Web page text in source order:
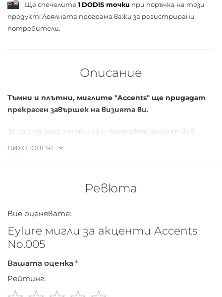
Ще спечелите1 DODIS точки при поръчка на този
продукт! Лоялната програма важи за регистрирани
потребители.
Описание
Тъмни и плътни, миглите "Accents" ще придадат
прекрасен завършек на визията ви.
Те са с по-къса лентичка и поставят акцент във
ВИЖ ПОВЕЧЕ
Ревюта
Вие оценявате:
Eylure мигли за акценти Accents
No.005
Вашата оценка
Рейтинг: